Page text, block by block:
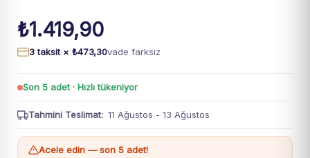
₺1.419,90
3 taksit ×₺473,30vade farksız
Son 5 adet · Hızlı tükeniyor
Tahmini Teslimat: 11 Ağustos - 13 Ağustos
Acele edin — son 5 adet!